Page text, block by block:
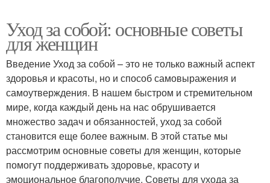
Уход за собой: основные советы
для женщин
Введение Уход за собой – это не только важный аспект
здоровья и красоты, но и способ самовыражения и
самоутверждения. В нашем быстром и стремительном
мире, когда каждый день на нас обрушивается
множество задач и обязанностей, уход за собой
становится еще более важным. В этой статье мы
рассмотрим основные советы для женщин, которые
помогут поддерживать здоровье, красоту и
эмоциональное благополучие. Советы для ухода за